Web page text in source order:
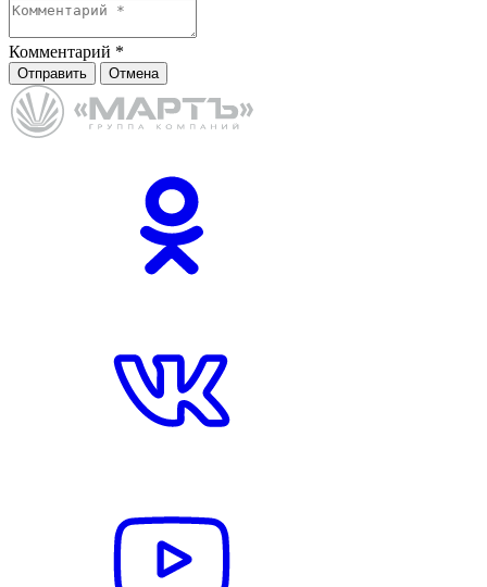
Комментарий *
Отправить Отмена